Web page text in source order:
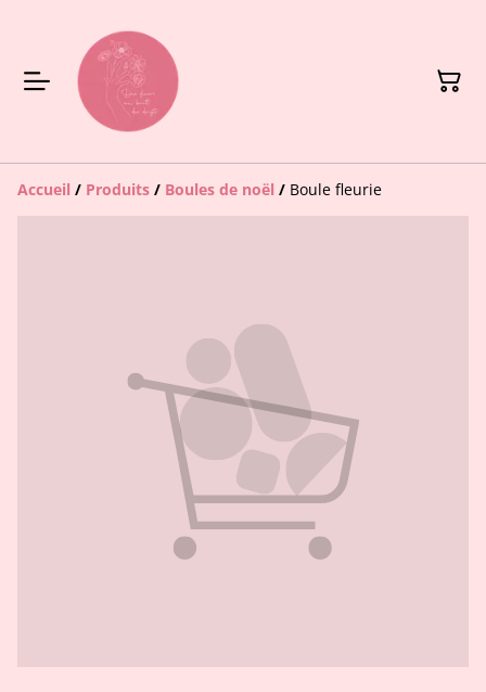
Accueil / Produits / Boules de noël / Boule fleurie